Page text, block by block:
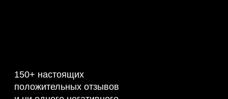
150+ настоящих
положительных отзывов